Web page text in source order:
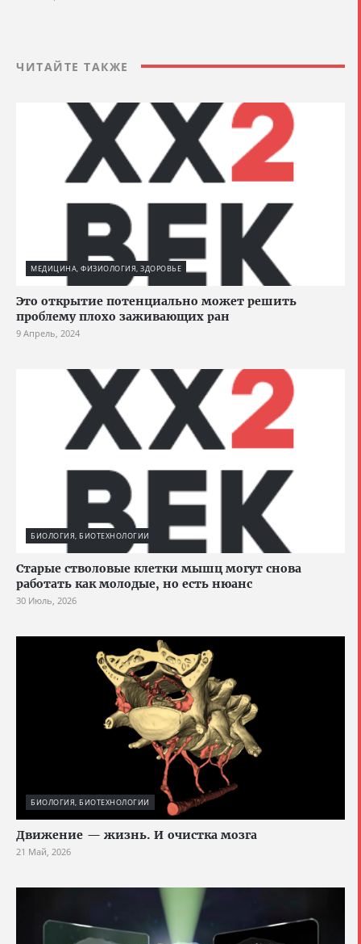
ЧИТАЙТЕ ТАКЖЕ
МЕДИЦИНА, ФИЗИОЛОГИЯ, ЗДОРОВЬЕ
Это открытие потенциально может решить
проблему плохо заживающих ран
9 Апрель, 2024
БИОЛОГИЯ, БИОТЕХНОЛОГИИ
Старые стволовые клетки мышц могут снова
работать как молодые, но есть нюанс
30 Июль, 2026
БИОЛОГИЯ, БИОТЕХНОЛОГИИ
Движение — жизнь. И очистка мозга
21 Май, 2026